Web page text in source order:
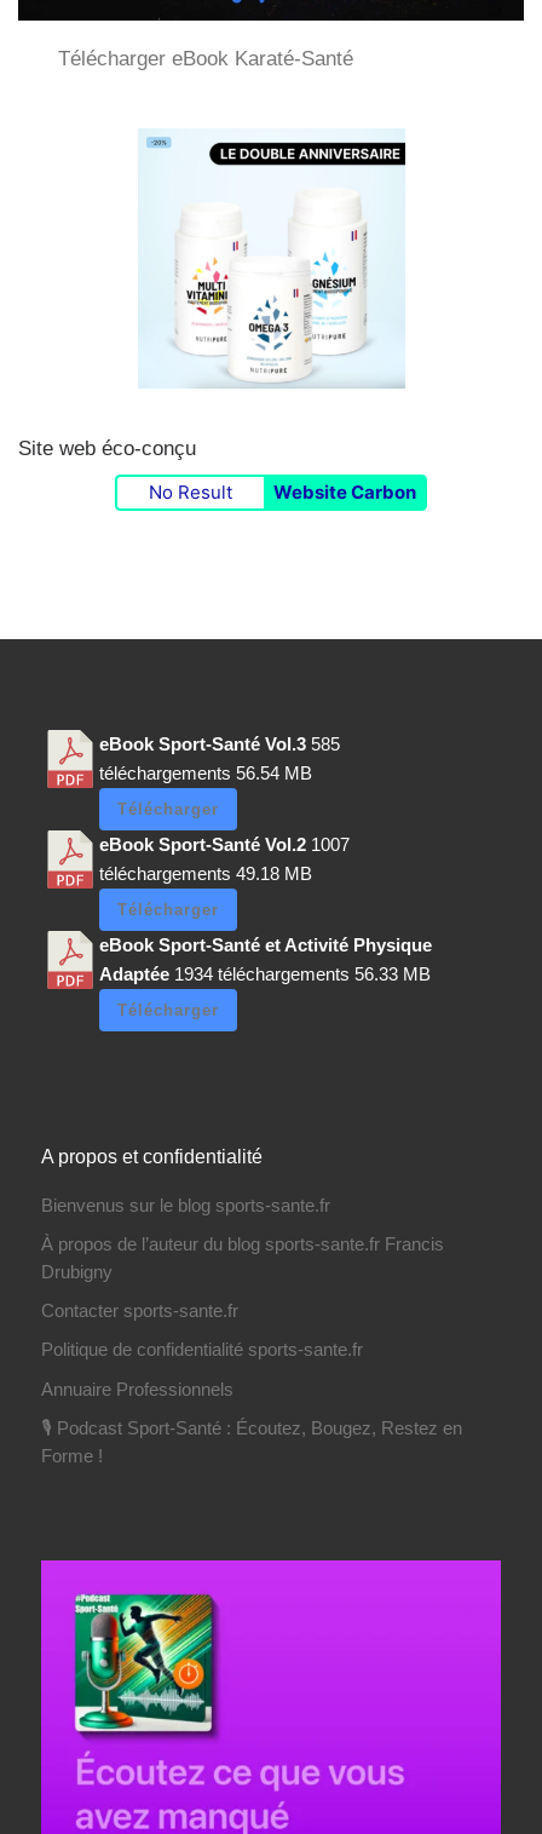
Télécharger eBook Karaté-Santé
Site web éco-conçu
No Result Website Carbon
eBook Sport-Santé Vol.3 585
téléchargements 56.54 MB
Télécharger
eBook Sport-Santé Vol.2 1007
téléchargements 49.18 MB
Télécharger
eBook Sport-Santé et Activité Physique
Adaptée 1934 téléchargements 56.33 MB
Télécharger
A propos et confidentialité
Bienvenus sur le blog sports-sante.fr
À propos de l’auteur du blog sports-sante.fr Francis
Drubigny
Contacter sports-sante.fr
Politique de confidentialité sports-sante.fr
Annuaire Professionnels
🎙️ Podcast Sport-Santé : Écoutez, Bougez, Restez en
Forme !